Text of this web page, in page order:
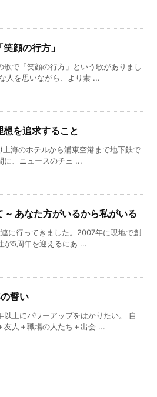
顔の行方」
歌で「笑顔の行方」という歌がありまし
人を思いながら、より素 ...
想を追求すること
海のホテルから浦東空港まで地下鉄で
に、ニュースのチェ ...
~ あなた方がいるから私がいる
に行ってきました。2007年に現地で創
が5周年を迎えるにあ ...
誓い
以上にパワーアップをはかりたい。 自
友人＋職場の人たち＋出会 ...